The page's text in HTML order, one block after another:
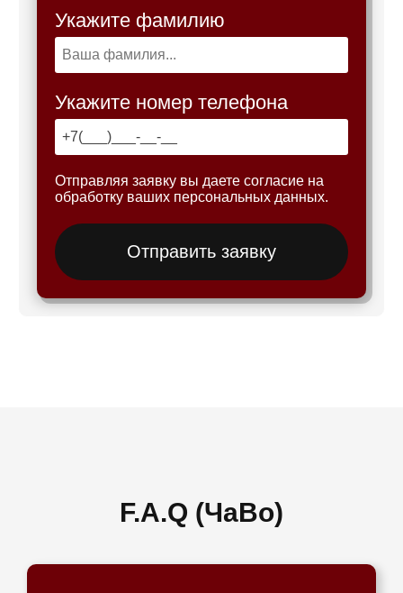
Укажите фамилию
Укажите номер телефона
Отправляя заявку вы даете согласие на
обработку ваших персональных данных.
Отправить заявку
F.A.Q (ЧаВо)